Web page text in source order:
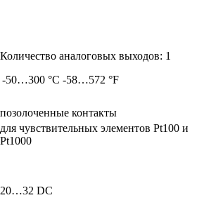
Количество аналоговых выходов: 1
-50…300 °C -58…572 °F
позолоченные контакты
для чувствительных элементов Pt100 и
Pt1000
20…32 DC